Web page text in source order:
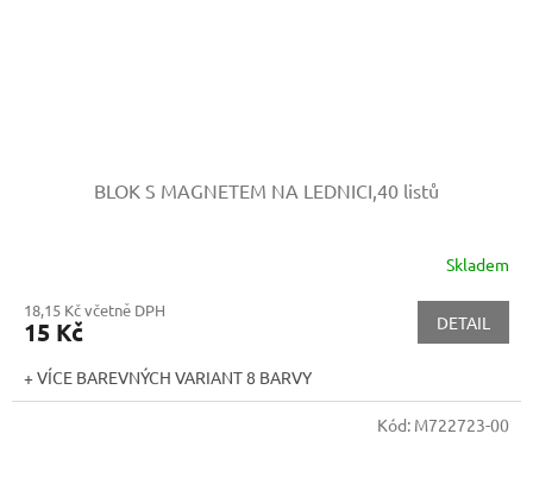
BLOK S MAGNETEM NA LEDNICI,40 listů
Skladem
18,15 Kč včetně DPH
15 Kč DETAIL
+ VÍCE BAREVNÝCH VARIANT 8 BARVY
Kód: M722723-00